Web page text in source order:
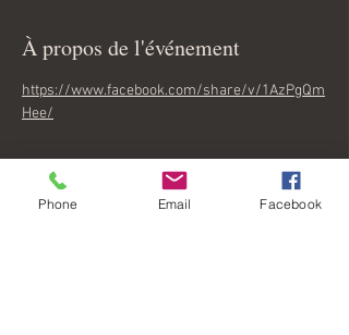
À propos de l'événement
https://www.facebook.com/share/v/1AzPgQm
Hee/
Afficher plus
Phone Email Facebook